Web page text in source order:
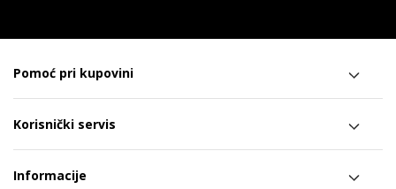
Pomoć pri kupovini
Korisnički servis
Informacije